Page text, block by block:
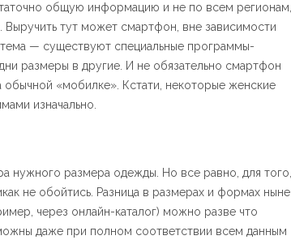
общую информацию и не по всем регионам,
тут может смартфон, вне зависимости
— существуют специальные программы-
размеры в другие. И не обязательно смартфон
«мобилке». Кстати, некоторые женские
изначально.
нужного размера одежды. Но все равно, для того,
не обойтись. Разница в размерах и формах ныне
через онлайн-каталог) можно разве что
даже при полном соответствии всем данным